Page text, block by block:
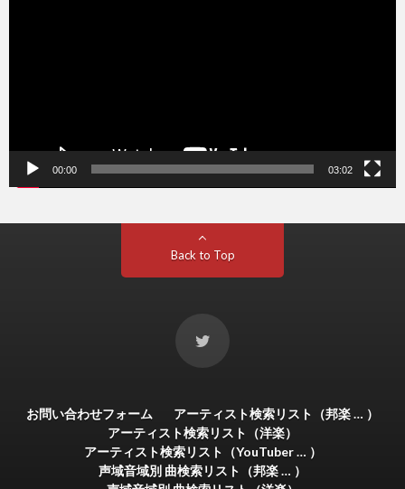
00:00 03:02
Back to Top
お問い合わせフォーム
アーティスト検索リスト（邦楽 … ）
アーティスト検索リスト（洋楽）
アーティスト検索リスト（YouTuber … ）
声域音域別 曲検索リスト（邦楽 … ）